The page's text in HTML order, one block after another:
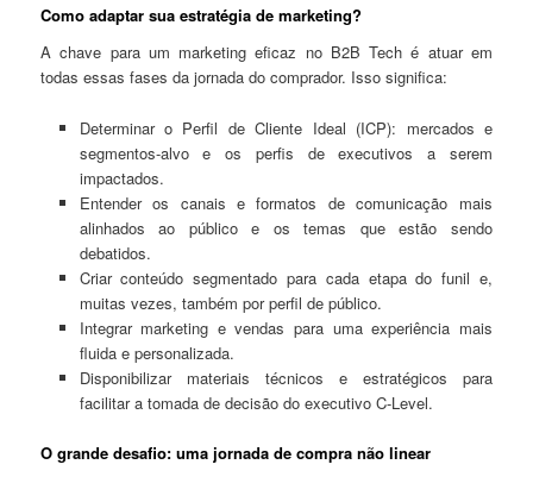
Como adaptar sua estratégia de marketing?
A chave para um marketing eficaz no B2B Tech é atuar em
todas essas fases da jornada do comprador. Isso significa:
Determinar o Perfil de Cliente Ideal (ICP): mercados e
segmentos-alvo e os perfis de executivos a serem
impactados.
Entender os canais e formatos de comunicação mais
alinhados ao público e os temas que estão sendo
debatidos.
Criar conteúdo segmentado para cada etapa do funil e,
muitas vezes, também por perfil de público.
Integrar marketing e vendas para uma experiência mais
fluida e personalizada.
Disponibilizar materiais técnicos e estratégicos para
facilitar a tomada de decisão do executivo C-Level.
O grande desafio: uma jornada de compra não linear